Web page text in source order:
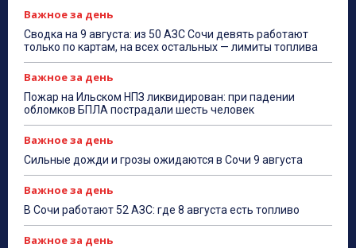
Важное за день
Сводка на 9 августа: из 50 АЗС Сочи девять работают
только по картам, на всех остальных — лимиты топлива
Важное за день
Пожар на Ильском НПЗ ликвидирован: при падении
обломков БПЛА пострадали шесть человек
Важное за день
Сильные дожди и грозы ожидаются в Сочи 9 августа
Важное за день
В Сочи работают 52 АЗС: где 8 августа есть топливо
Важное за день